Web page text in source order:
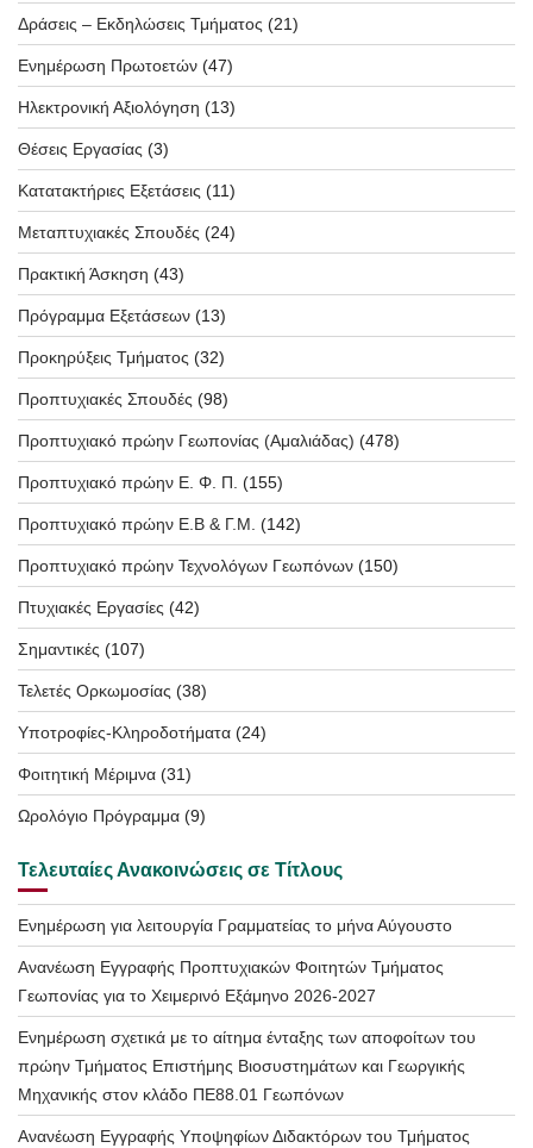
Δράσεις – Εκδηλώσεις Τμήματος (21)
Ενημέρωση Πρωτοετών (47)
Ηλεκτρονική Αξιολόγηση (13)
Θέσεις Εργασίας (3)
Κατατακτήριες Εξετάσεις (11)
Μεταπτυχιακές Σπουδές (24)
Πρακτική Άσκηση (43)
Πρόγραμμα Εξετάσεων (13)
Προκηρύξεις Τμήματος (32)
Προπτυχιακές Σπουδές (98)
Προπτυχιακό πρώην Γεωπονίας (Αμαλιάδας) (478)
Προπτυχιακό πρώην Ε. Φ. Π. (155)
Προπτυχιακό πρώην Ε.Β & Γ.Μ. (142)
Προπτυχιακό πρώην Τεχνολόγων Γεωπόνων (150)
Πτυχιακές Εργασίες (42)
Σημαντικές (107)
Τελετές Ορκωμοσίας (38)
Υποτροφίες-Κληροδοτήματα (24)
Φοιτητική Μέριμνα (31)
Ωρολόγιο Πρόγραμμα (9)
Τελευταίες Ανακοινώσεις σε Τίτλους
Ενημέρωση για λειτουργία Γραμματείας το μήνα Αύγουστο
Ανανέωση Εγγραφής Προπτυχιακών Φοιτητών Τμήματος
Γεωπονίας για το Χειμερινό Εξάμηνο 2026-2027
Ενημέρωση σχετικά με το αίτημα ένταξης των αποφοίτων του
πρώην Τμήματος Επιστήμης Βιοσυστημάτων και Γεωργικής
Μηχανικής στον κλάδο ΠΕ88.01 Γεωπόνων
Ανανέωση Εγγραφής Υποψηφίων Διδακτόρων του Τμήματος